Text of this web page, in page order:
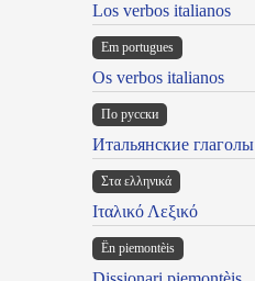
Los verbos italianos
Em portugues
Os verbos italianos
По русски
Итальянские глаголы
Στα ελληνικά
Ιταλικό Λεξικό
Ën piemontèis